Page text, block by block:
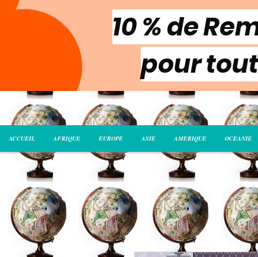
10 % de
pour
ACCUEIL AFRIQUE EUROPE ASIE AMERIQUE OCEANIE